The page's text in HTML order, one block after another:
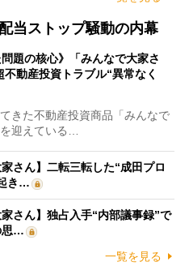
当ストップ騒動の内幕
問題の核心》「みんなで大家さ
動産投資トラブル“異常なく
きた不動産投資商品「みんなで
迎えている…
さん】二転三転した“成田プロ
き…
さん】独占入手“内部議事録”で
思…
一覧を見る